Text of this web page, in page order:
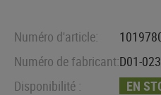
Numéro d'article:
Numéro de fabricant:D01-023
Disponibilité :
EN